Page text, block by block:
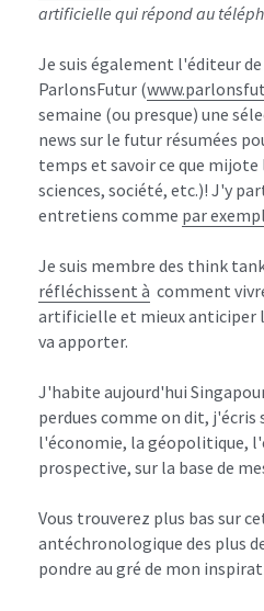
artificielle qui répond au
Je suis également l'éditeur
ParlonsFutur (
semaine (ou presque) une
news sur le futur résumées
temps et savoir ce que
sciences, société, etc.)! J'y
entretiens comme par
Je suis membre des think
réfléchissent à
comment
artificielle et mieux anticiper
va apporter.
J'habite aujourd'hui
perdues comme on dit,
l'économie, la géopolitique,
prospective, sur la base de
Vous trouverez plus bas sur
antéchronologique des plus
pondre au gré de mon